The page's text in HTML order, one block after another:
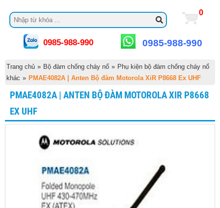
0
0985-988-990 0985-988-990
Trang chủ » Bộ đàm chống cháy nổ » Phụ kiện bộ đàm chống cháy nổ
khác » PMAE4082A | Anten Bộ đàm Motorola XiR P8668 Ex UHF
PMAE4082A | ANTEN BỘ ĐÀM MOTOROLA XIR P8668
EX UHF